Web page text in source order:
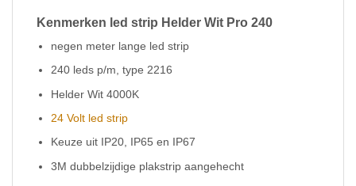
Kenmerken led strip Helder Wit Pro 240
negen meter lange led strip
240 leds p/m, type 2216
Helder Wit 4000K
24 Volt led strip
Keuze uit IP20, IP65 en IP67
3M dubbelzijdige plakstrip aangehecht